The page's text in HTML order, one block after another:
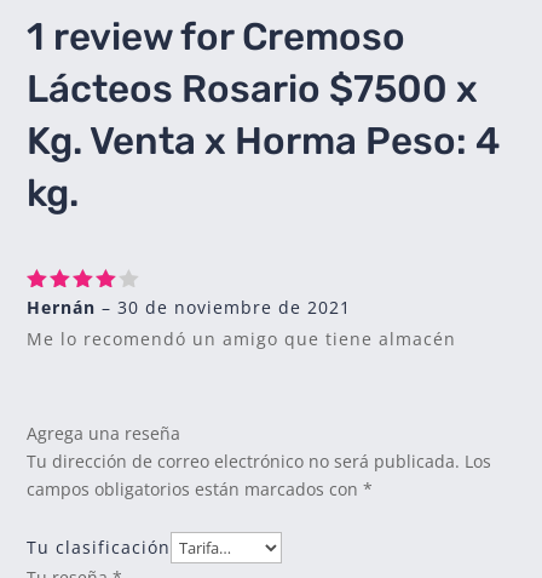
1 review forCremoso
Lácteos Rosario $7500 x
Kg. Venta x Horma Peso: 4
kg.
Valorado
de 5
Hernán– 30 de noviembre de 2021
Me lo recomendó un amigo que tiene almacén
Agrega una reseña
Tu dirección de correo electrónico no será publicada. Los
campos obligatorios están marcados con*
Tu clasificación